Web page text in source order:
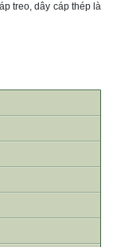
treo, dây cáp thép là